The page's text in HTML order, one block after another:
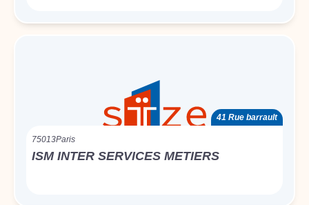
41 Rue barrault
75013Paris
ISM INTER SERVICES METIERS